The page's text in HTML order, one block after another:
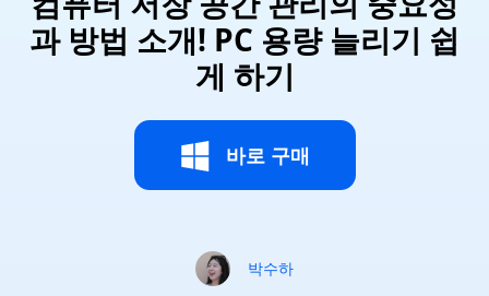
과 방법 소개! PC 용량 늘리기 쉽
게 하기
바로 구매
박수하